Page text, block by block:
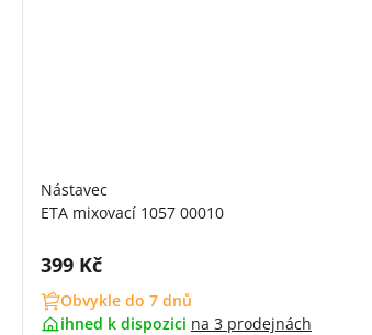
Nástavec
ETA mixovací 1057 00010
Cena s DPH:
399 Kč
Obvykle do 7 dnů
ihned k dispozici na 3 prodejnách